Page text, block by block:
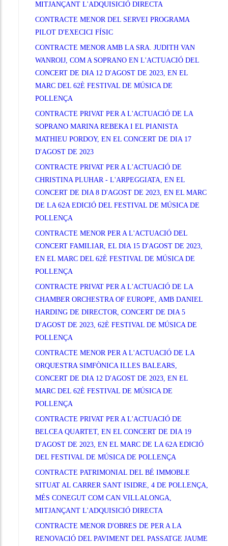
MITJANÇANT L'ADQUISICIÓ DIRECTA
CONTRACTE MENOR DEL SERVEI PROGRAMA
PILOT D'EXECICI FÍSIC
CONTRACTE MENOR AMB LA SRA. JUDITH VAN
WANROIJ, COM A SOPRANO EN L'ACTUACIÓ DEL
CONCERT DE DIA 12 D'AGOST DE 2023, EN EL
MARC DEL 62È FESTIVAL DE MÚSICA DE
POLLENÇA
CONTRACTE PRIVAT PER A L'ACTUACIÓ DE LA
SOPRANO MARINA REBEKA I EL PIANISTA
MATHIEU PORDOY, EN EL CONCERT DE DIA 17
D'AGOST DE 2023
CONTRACTE PRIVAT PER A L'ACTUACIÓ DE
CHRISTINA PLUHAR - L'ARPEGGIATA, EN EL
CONCERT DE DIA 8 D'AGOST DE 2023, EN EL MARC
DE LA 62A EDICIÓ DEL FESTIVAL DE MÚSICA DE
POLLENÇA
CONTRACTE MENOR PER A L'ACTUACIÓ DEL
CONCERT FAMILIAR, EL DIA 15 D'AGOST DE 2023,
EN EL MARC DEL 62È FESTIVAL DE MÚSICA DE
POLLENÇA
CONTRACTE PRIVAT PER A L'ACTUACIÓ DE LA
CHAMBER ORCHESTRA OF EUROPE, AMB DANIEL
HARDING DE DIRECTOR, CONCERT DE DIA 5
D'AGOST DE 2023, 62È FESTIVAL DE MÚSICA DE
POLLENÇA
CONTRACTE MENOR PER A L'ACTUACIÓ DE LA
ORQUESTRA SIMFÒNICA ILLES BALEARS,
CONCERT DE DIA 12 D'AGOST DE 2023, EN EL
MARC DEL 62È FESTIVAL DE MÚSICA DE
POLLENÇA
CONTRACTE PRIVAT PER A L'ACTUACIÓ DE
BELCEA QUARTET, EN EL CONCERT DE DIA 19
D'AGOST DE 2023, EN EL MARC DE LA 62A EDICIÓ
DEL FESTIVAL DE MÚSICA DE POLLENÇA
CONTRACTE PATRIMONIAL DEL BÉ IMMOBLE
SITUAT AL CARRER SANT ISIDRE, 4 DE POLLENÇA,
MÉS CONEGUT COM CAN VILLALONGA,
MITJANÇANT L'ADQUISICIÓ DIRECTA
CONTRACTE MENOR D'OBRES DE PER A LA
RENOVACIÓ DEL PAVIMENT DEL PASSATGE JAUME